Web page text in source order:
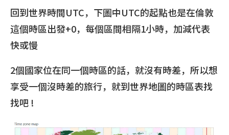
回到世界時間UTC，下圖中UTC的起點也是在倫敦
這個時區出發+0，每個區間相隔1小時，加減代表
快或慢
2個國家位在同一個時區的話，就沒有時差，所以想
享受一個沒時差的旅行，就到世界地圖的時區表找
找吧 !